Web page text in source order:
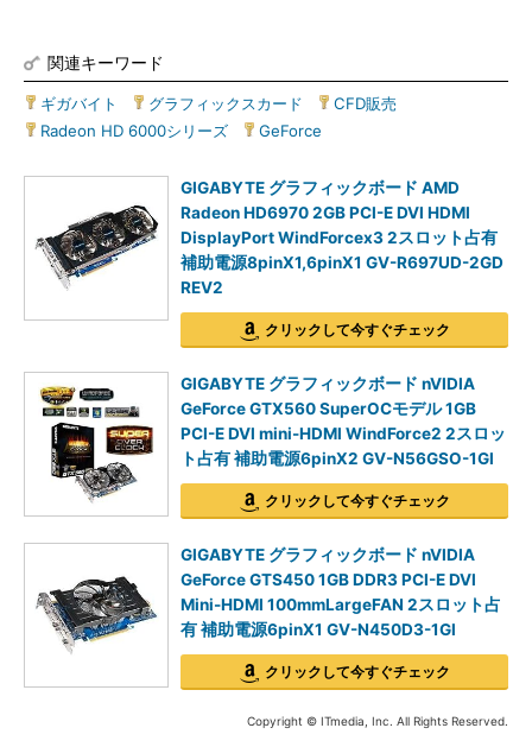
関連キーワード
ギガバイト グラフィックスカード CFD販売
Radeon HD 6000シリーズ
GeForce
GIGABYTE グラフィックボード AMD
Radeon HD6970 2GB PCI-E DVI HDMI
DisplayPort WindForcex3 2スロット占有
補助電源8pinX1,6pinX1 GV-R697UD-2GD
REV2
クリックして今すぐチェック
GIGABYTE グラフィックボード nVIDIA
GeForce GTX560 SuperOCモデル 1GB
PCI-E DVI mini-HDMI WindForce2 2スロッ
ト占有 補助電源6pinX2 GV-N56GSO-1GI
クリックして今すぐチェック
GIGABYTE グラフィックボード nVIDIA
GeForce GTS450 1GB DDR3 PCI-E DVI
Mini-HDMI 100mmLargeFAN 2スロット占
有 補助電源6pinX1 GV-N450D3-1GI
クリックして今すぐチェック
Copyright © ITmedia, Inc. All Rights Reserved.